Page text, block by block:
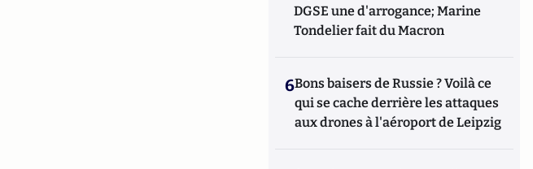
DGSE une d'arrogance; Marine
Tondelier fait du Macron
6Bons baisers de Russie ? Voilà ce
qui se cache derrière les attaques
aux drones à l'aéroport de Leipzig